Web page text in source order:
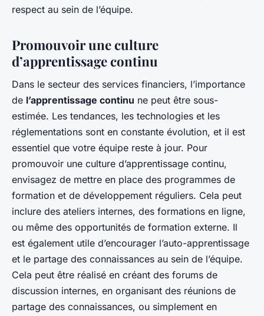
respect au sein de l’équipe.
Promouvoir une culture
d’apprentissage continu
Dans le secteur des services financiers, l’importance
de l’apprentissage continu ne peut être sous-
estimée. Les tendances, les technologies et les
réglementations sont en constante évolution, et il est
essentiel que votre équipe reste à jour. Pour
promouvoir une culture d’apprentissage continu,
envisagez de mettre en place des programmes de
formation et de développement réguliers. Cela peut
inclure des ateliers internes, des formations en ligne,
ou même des opportunités de formation externe. Il
est également utile d’encourager l’auto-apprentissage
et le partage des connaissances au sein de l’équipe.
Cela peut être réalisé en créant des forums de
discussion internes, en organisant des réunions de
partage des connaissances, ou simplement en